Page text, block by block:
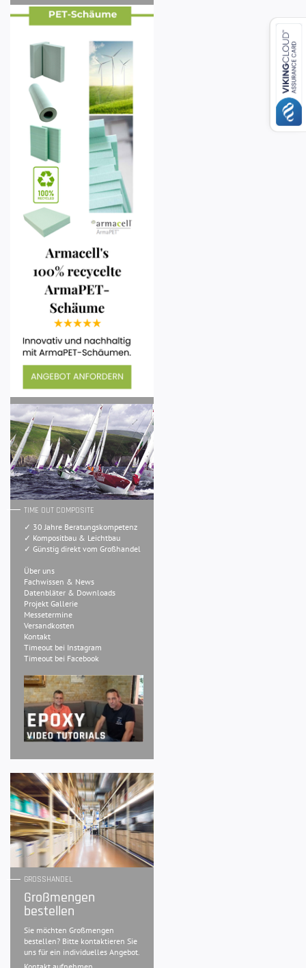
TIME OUT COMPOSITE
✓ 30 Jahre Beratungskompetenz
✓ Kompositbau & Leichtbau
✓ Günstig direkt vom Großhandel
Über uns
Fachwissen & News
Datenbläter & Downloads
Projekt Gallerie
Messetermine
Versandkosten
Kontakt
Timeout bei Instagram
Timeout bei Facebook
GROSSHANDEL
Großmengen
bestellen
Sie möchten Großmengen
bestellen? Bitte kontaktieren Sie
uns für ein individuelles Angebot.